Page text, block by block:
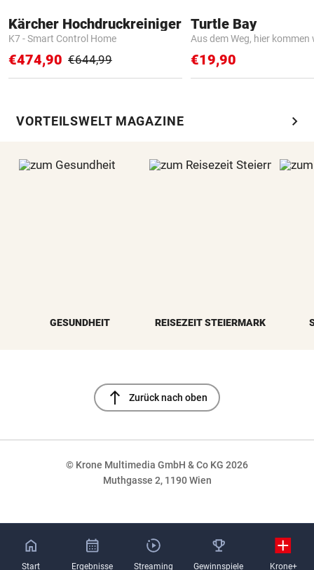
Kärcher Hochdruckreiniger
K7 - Smart Control Home
€474,90 €644,99
Turtle Bay
Aus dem Weg, hier kommen
€19,90
VORTEILSWELT MAGAZINE chevron_right
GESUNDHEIT REISEZEIT STEIERMARK
north Zurück nach oben
© Krone Multimedia GmbH & Co KG 2026
Muthgasse 2, 1190 Wien
Start Ergebnisse Streaming Gewinnspiele Krone+
NaN%